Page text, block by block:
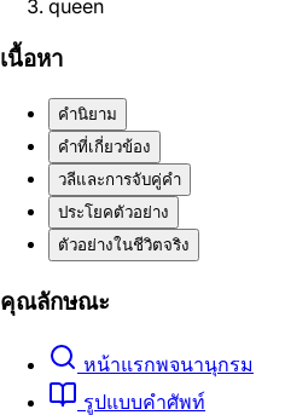
queen
เนื้อหา
คำนิยาม
คำที่เกี่ยวข้อง
วลีและการจับคู่คำ
ประโยคตัวอย่าง
ตัวอย่างในชีวิตจริง
คุณลักษณะ
หน้าแรกพจนานุกรม
รูปแบบคำศัพท์